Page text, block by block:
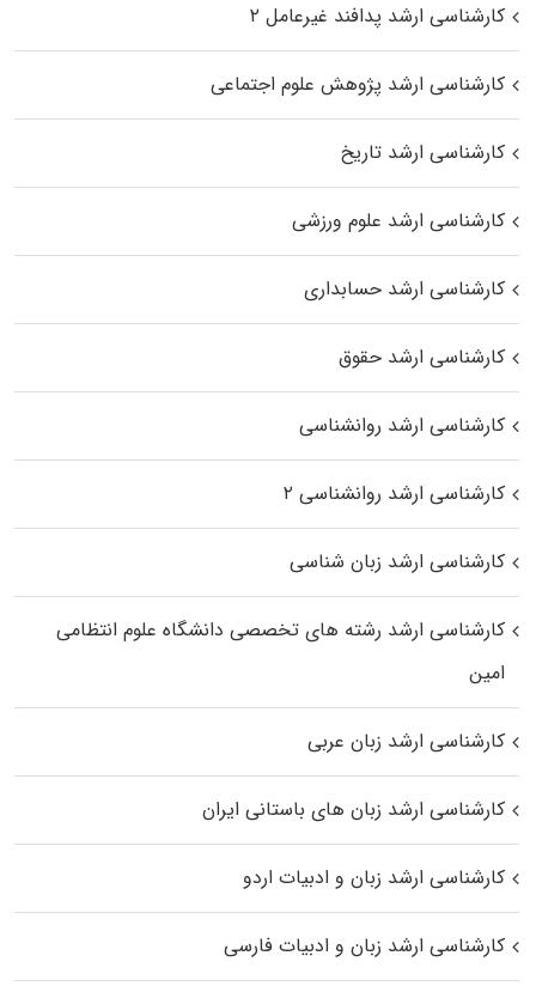
کارشناسی ارشد پدافند غیرعامل ۲
کارشناسی ارشد پژوهش علوم اجتماعی
کارشناسی ارشد تاریخ
کارشناسی ارشد علوم ورزشی
کارشناسی ارشد حسابداری
کارشناسی ارشد حقوق
کارشناسی ارشد روانشناسی
کارشناسی ارشد روانشناسی ۲
کارشناسی ارشد زبان شناسی
کارشناسی ارشد رﺷﺘﻪ ﻫﺎی تخصصی داﻧﺸﮕﺎه ﻋﻠﻮم انتظامی
اﻣﻴﻦ
کارشناسی ارشد زبان عربی
کارشناسی ارشد زبان‌ های باستانی ایران
کارشناسی ارشد زبان و ادبیات اردو
کارشناسی ارشد زبان و ادبیات فارسی